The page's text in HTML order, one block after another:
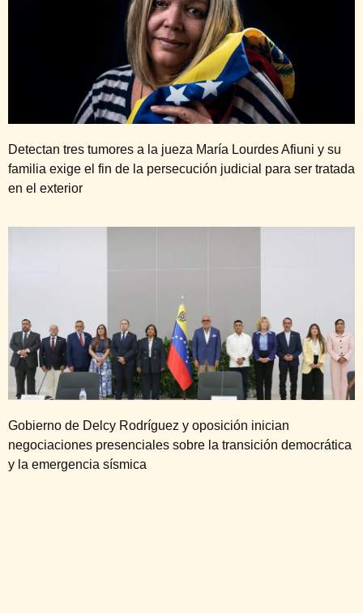
Detectan tres tumores a la jueza María Lourdes Afiuni y su
familia exige el fin de la persecución judicial para ser tratada
en el exterior
Gobierno de Delcy Rodríguez y oposición inician
negociaciones presenciales sobre la transición democrática
y la emergencia sísmica